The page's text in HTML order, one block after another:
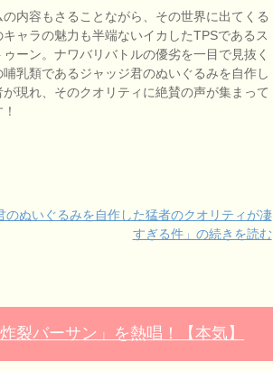
の内容もさることながら、その世界に出てくる
キャラの魅力も半端ないイカしたTPSであるス
ゥーン。ナワバリバトルの優劣を一目で見抜く
哺乳類であるジャッジ君のぬいぐるみを自作し
が現れ、そのクオリティに絶賛の声が集まって
のぬいぐるみを自作した猛者のクオリティが凄
すぎる件」の続きを読む
裂バーサン」を熱唱！【本気】